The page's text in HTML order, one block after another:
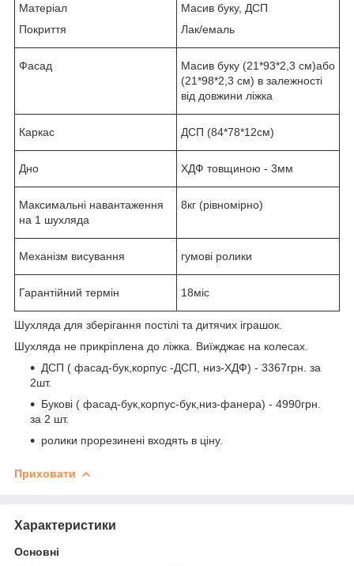
Матеріал
Покриття
Масив буку, ДСП
Лак/емаль
Фасад
Масив буку (21*93*2,3 см)або
(21*98*2,3 см) в залежності
від довжини ліжка
Каркас ДСП (84*78*12см)
Дно ХДФ товщиною - 3мм
Максимальні навантаження
на 1 шухляда
8кг (рівномірно)
Механізм висування гумові ролики
Гарантійний термін 18міс
Шухляда для зберігання постілі та дитячих іграшок.
Шухляда не прикріплена до ліжка. Виїжджає на колесах.
ДСП ( фасад-бук,корпус -ДСП, низ-ХДФ) - 3367грн. за
2шт.
Букові ( фасад-бук,корпус-бук,низ-фанера) - 4990грн.
за 2 шт.
ролики прорезинені входять в ціну.
Приховати
Характеристики
Основні